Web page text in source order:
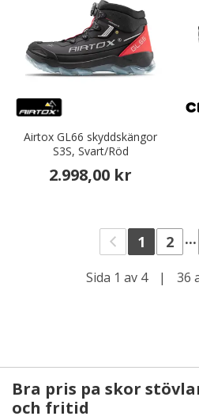
Airtox GL66 skyddskängor
S3S, Svart/Röd
2.998,00 kr
1 2 ...
Sida 1 av 4 | 36
Bra pris pa skor
och fritid